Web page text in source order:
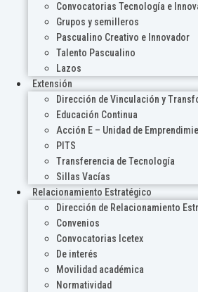
Convocatorias Tecnología e
Grupos y semilleros
Pascualino Creativo e Innovador
Talento Pascualino
Lazos
Extensión
Dirección de Vinculación y
Educación Continua
Acción E – Unidad de
PITS
Transferencia de Tecnología
Sillas Vacías
Relacionamiento Estratégico
Dirección de Relacionamiento
Convenios
Convocatorias Icetex
De interés
Movilidad académica
Normatividad